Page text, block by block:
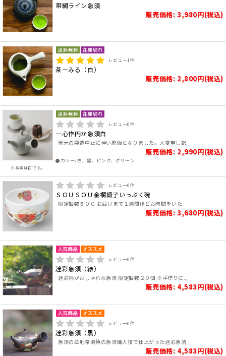
帯網ライン急須
販売価格: 3,980円(税込)
レビュー1件
茶ーみる（白）
販売価格: 2,800円(税込)
※写真は白です。
レビュー0件
一心作円か急須白
窯元の製造中止に伴い廃版となりました。大変申し訳..
販売価格: 2,990円(税込)
●カラー/白、黒、ピンク、グリーン
レビュー0件
ＳＯＵＳＯＵ金襴緞子いっぷく碗
限定個数５００ お届けまで１週間ほどお時間をいた..
販売価格: 3,680円(税込)
レビュー0件
迷彩急須（緑）
迷彩柄がおしゃれな急須 限定個数２０個 ※手作りに..
販売価格: 4,583円(税込)
レビュー0件
迷彩急須（黒）
急須の産地常滑焼の急須職人技で仕上がった迷彩急須..
販売価格: 4,583円(税込)